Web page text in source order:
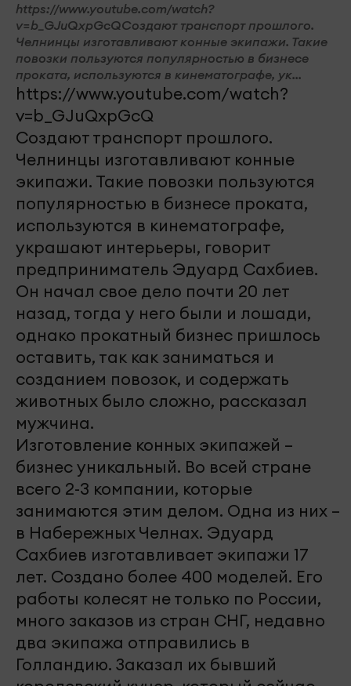
https://www.youtube.com/watch?
v=b_GJuQxpGcQСоздают транспорт прошлого.
Челнинцы изготавливают конные экипажи. Такие
повозки пользуются популярностью в бизнесе
проката, используются в кинематографе, ук...
https://www.youtube.com/watch?
v=b_GJuQxpGcQ
Создают транспорт прошлого.
Челнинцы изготавливают конные
экипажи. Такие повозки пользуются
популярностью в бизнесе проката,
используются в кинематографе,
украшают интерьеры, говорит
предприниматель Эдуард Сахбиев.
Он начал свое дело почти 20 лет
назад, тогда у него были и лошади,
однако прокатный бизнес пришлось
оставить, так как заниматься и
созданием повозок, и содержать
животных было сложно, рассказал
мужчина.
Изготовление конных экипажей –
бизнес уникальный. Во всей стране
всего 2-3 компании, которые
занимаются этим делом. Одна из них –
в Набережных Челнах. Эдуард
Сахбиев изготавливает экипажи 17
лет. Создано более 400 моделей. Его
работы колесят не только по России,
много заказов из стран СНГ, недавно
два экипажа отправились в
Голландию. Заказал их бывший